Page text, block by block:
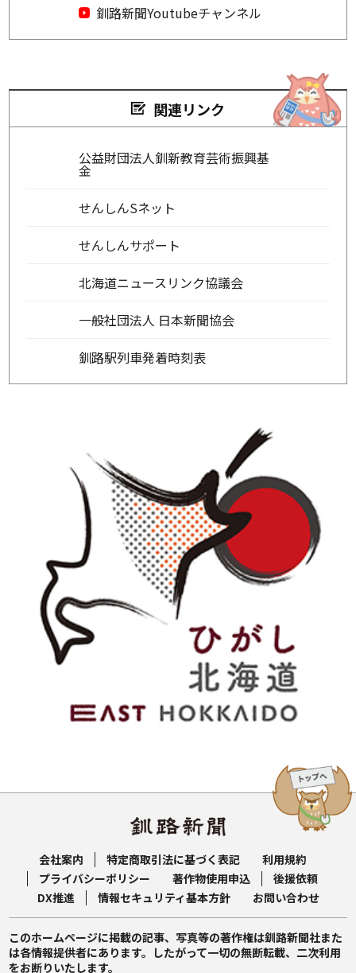
釧路新聞Youtubeチャンネル
関連リンク
公益財団法人釧新教育芸術振興基
金
せんしんSネット
せんしんサポート
北海道ニュースリンク協議会
一般社団法人 日本新聞協会
釧路駅列車発着時刻表
会社案内 特定商取引法に基づく表記
利用規約
プライバシーポリシー
著作物使用申込
後援依頼
DX推進
情報セキュリティ基本方針 お問い合わせ
このホームページに掲載の記事、写真等の著作権は釧路新聞社また
は各情報提供者にあります。したがって一切の無断転載、二次利用
をお断りいたします。